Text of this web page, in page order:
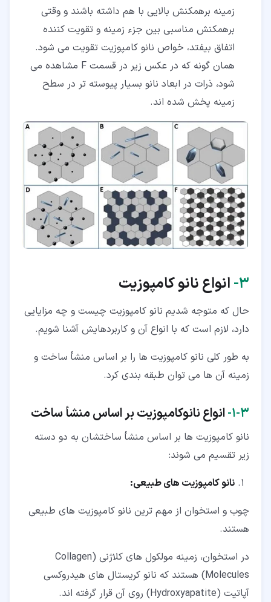
زمینه برهمکنش بالایی با هم داشته باشند و وقتی
برهمکنش مناسبی بین جزء زمینه و تقویت کننده
اتفاق بیفتد، خواص نانو کامپوزیت تقویت می شود.
همان گونه که در عکس زیر در قسمت F مشاهده می
شود، ذرات در ابعاد نانو بسیار پیوسته تر در سطح
زمینه پخش شده اند.
۳‏- انواع نانو کامپوزیت
حال که متوجه شدیم نانو کامپوزیت چیست و چه مزایایی
دارد، لازم است که با انواع آن و کاربردهایش آشنا شویم.
به طور کلی نانو کامپوزیت ها را بر اساس منشأ ساخت و
زمینه آن ها می توان طبقه بندی کرد.
۳‏-‏۱‏- انواع نانوکامپوزیت بر اساس منشأ ساخت
نانو کامپوزیت ها بر اساس منشأ ساختشان به دو دسته
زیر تقسیم می شوند:
نانو کامپوزیت های طبیعی:
چوب و استخوان از مهم ترین نانو کامپوزیت های طبیعی
هستند.
در استخوان، زمینه مولکول های کلاژنی (Collagen
Molecules) هستند که نانو کریستال های هیدروکسی
آپاتیت (Hydroxyapatite) روی آن قرار گرفته اند.